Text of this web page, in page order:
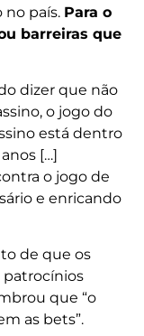
no país. Para o
barreiras que
dizer que não
o jogo do
está dentro
[…]
o jogo de
e enricando
de que os
que “o
as bets”.